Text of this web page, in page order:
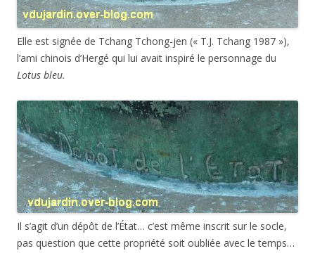
Elle est signée de Tchang Tchong-jen (« T.J. Tchang 1987 »),
l’ami chinois d’Hergé qui lui avait inspiré le personnage du
Lotus bleu.
Il s’agit d’un dépôt de l’État… c’est même inscrit sur le socle,
pas question que cette propriété soit oubliée avec le temps…